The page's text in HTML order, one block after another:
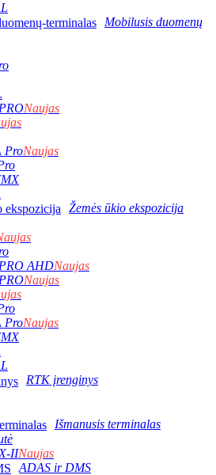
Mobilusis duomenų
Naujas
ProNaujas
Žemės ūkio ekspozicija
AHDNaujas
Naujas
ProNaujas
RTK įrenginys
Išmanusis terminalas
IINaujas
ADAS ir DMS